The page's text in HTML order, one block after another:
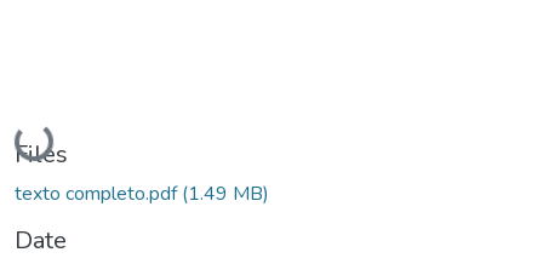
Loading...
Files
texto completo.pdf(1.49 MB)
Date